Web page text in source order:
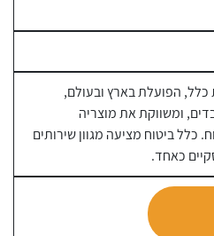
כלל, הפועלת בארץ ובעולם,
למעלה מ-4,000 עובדים, ומשווקת את מוצריה
סוכני ביטוח. כלל ביטוח מציעה מגוון שירותים
כאחד.